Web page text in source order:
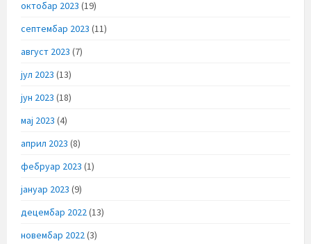
октобар 2023 (19)
септембар 2023 (11)
август 2023 (7)
јул 2023 (13)
јун 2023 (18)
мај 2023 (4)
април 2023 (8)
фебруар 2023 (1)
јануар 2023 (9)
децембар 2022 (13)
новембар 2022 (3)